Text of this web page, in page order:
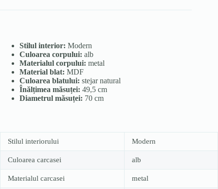
Stilul interior: Modern
Culoarea corpului: alb
Materialul corpului: metal
Material blat: MDF
Culoarea blatului: stejar natural
Înălțimea măsuței: 49,5 cm
Diametrul măsuței: 70 cm
Stilul interiorului Modern
Culoarea carcasei alb
Materialul carcasei metal